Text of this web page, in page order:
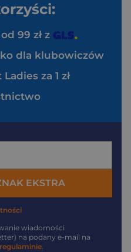
99 zł z
dla klubowiczów
za 1 zł
EKSTRA
wiadomości
na podany e-mail na
regulaminie.